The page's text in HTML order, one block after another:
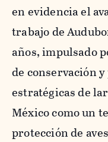
en evidencia el
trabajo de
años, impulsado
de conservación
estratégicas de
México como un
protección de